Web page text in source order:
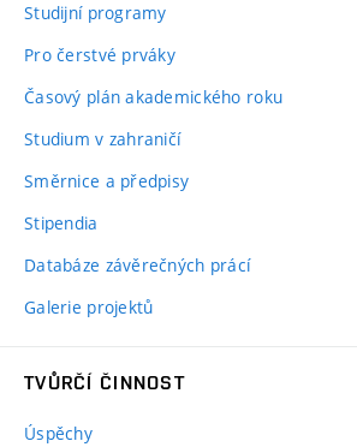
Studijní programy
Pro čerstvé prváky
Časový plán akademického roku
Studium v zahraničí
Směrnice a předpisy
Stipendia
Databáze závěrečných prácí
Galerie projektů
TVŮRČÍ ČINNOST
Úspěchy